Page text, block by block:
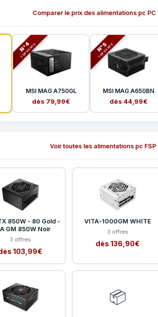
Comparer le prix des alimentations pc
N°4
TOP VENTE
MSI MAG A750GL
dès 79,99€
N°5
TOP VENTE
MSI MAG A650BN
dès 44,99€
Voir toutes les alimentations pc
850W - 80 Gold -
GM 850W Noir
3 offres
103,99€
VITA-1000GM WHITE
3 offres
dès 136,90€
📦